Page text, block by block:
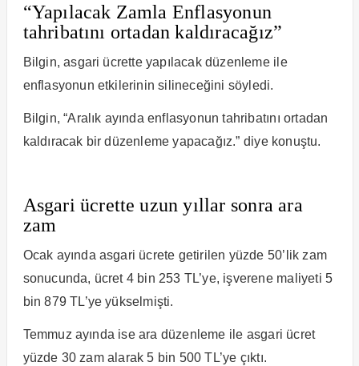
“Yapılacak Zamla Enflasyonun
tahribatını ortadan kaldıracağız”
Bilgin, asgari ücrette yapılacak düzenleme ile
enflasyonun etkilerinin silineceğini söyledi.
Bilgin, “Aralık ayında enflasyonun tahribatını ortadan
kaldıracak bir düzenleme yapacağız.” diye konuştu.
Asgari ücrette uzun yıllar sonra ara
zam
Ocak ayında asgari ücrete getirilen yüzde 50’lik zam
sonucunda, ücret 4 bin 253 TL’ye, işverene maliyeti 5
bin 879 TL’ye yükselmişti.
Temmuz ayında ise ara düzenleme ile asgari ücret
yüzde 30 zam alarak 5 bin 500 TL’ye çıktı.